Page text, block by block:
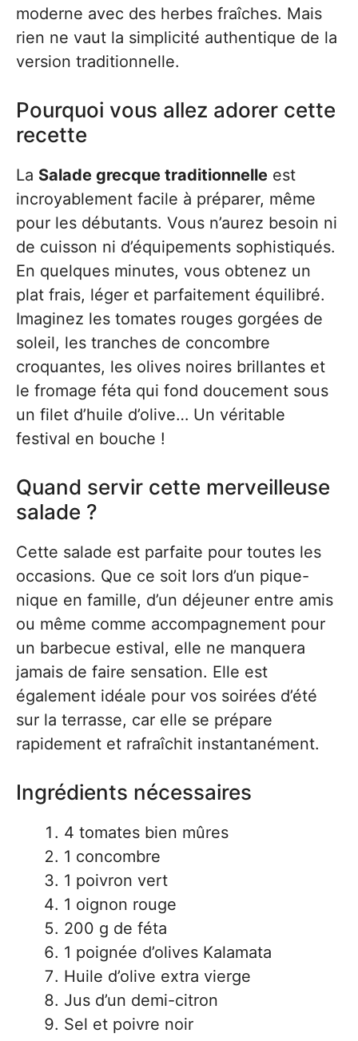
moderne avec des herbes fraîches. Mais
rien ne vaut la simplicité authentique de la
version traditionnelle.
Pourquoi vous allez adorer cette
recette
La Salade grecque traditionnelle est
incroyablement facile à préparer, même
pour les débutants. Vous n’aurez besoin ni
de cuisson ni d’équipements sophistiqués.
En quelques minutes, vous obtenez un
plat frais, léger et parfaitement équilibré.
Imaginez les tomates rouges gorgées de
soleil, les tranches de concombre
croquantes, les olives noires brillantes et
le fromage féta qui fond doucement sous
un filet d’huile d’olive… Un véritable
festival en bouche !
Quand servir cette merveilleuse
salade ?
Cette salade est parfaite pour toutes les
occasions. Que ce soit lors d’un pique-
nique en famille, d’un déjeuner entre amis
ou même comme accompagnement pour
un barbecue estival, elle ne manquera
jamais de faire sensation. Elle est
également idéale pour vos soirées d’été
sur la terrasse, car elle se prépare
rapidement et rafraîchit instantanément.
Ingrédients nécessaires
4 tomates bien mûres
1 concombre
1 poivron vert
1 oignon rouge
200 g de féta
1 poignée d’olives Kalamata
Huile d’olive extra vierge
Jus d’un demi-citron
Sel et poivre noir